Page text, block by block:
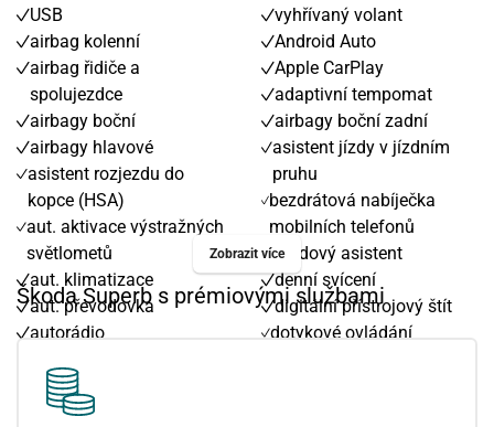
USB
airbag kolenní
airbag řidiče a
spolujezdce
airbagy boční
airbagy hlavové
asistent rozjezdu do
kopce (HSA)
aut. aktivace výstražných
světlometů
aut. klimatizace
aut. převodovka
autorádio
bezklíčové odemykání
bezklíčové startování
vyhřívaný volant
Android Auto
Apple CarPlay
adaptivní tempomat
airbagy boční zadní
asistent jízdy v jízdním
pruhu
bezdrátová nabíječka
mobilních telefonů
brzdový asistent
denní svícení
digitální přístrojový štít
dotykové ovládání
Zobrazit více
Škoda Superb s prémiovými službami